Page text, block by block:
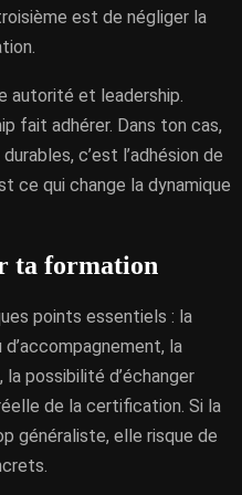
est de négliger la
autorité et leadership.
fait adhérer. Dans ton cas,
c’est l’adhésion de
ce qui change la dynamique
ta formation
points essentiels : la
la
possibilité d’échanger
de la certification. Si la
généraliste, elle risque de